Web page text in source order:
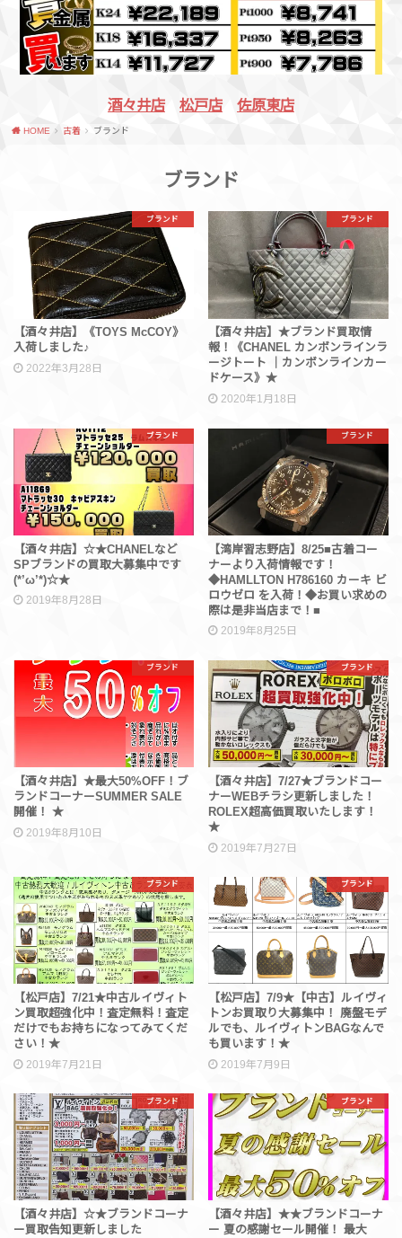
酒々井店 松戸店 佐原東店
HOME 古着 ブランド
ブランド
ブランド
【酒々井店】《TOYS McCOY》
入荷しました♪
2022年3月28日
ブランド
【酒々井店】★ブランド買取情
報！《CHANEL カンボンラインラ
ージトート ｜カンボンラインカー
ドケース》★
2020年1月18日
ブランド
【酒々井店】☆★CHANELなど
SPブランドの買取大募集中です
(*’ω’*)☆★
2019年8月28日
ブランド
【湾岸習志野店】8/25■古着コー
ナーより入荷情報です！
◆HAMLLTON H786160 カーキ ビ
ロウゼロ を入荷！◆お買い求めの
際は是非当店まで！■
2019年8月25日
ブランド
【酒々井店】★最大50%OFF！ブ
ランドコーナーSUMMER SALE
開催！ ★
2019年8月10日
ブランド
【酒々井店】7/27★ブランドコー
ナーWEBチラシ更新しました！
ROLEX超高価買取いたします！
★
2019年7月27日
ブランド
【松戸店】7/21★中古ルイヴィト
ン買取超強化中！査定無料！査定
だけでもお持ちになってみてくだ
さい！★
2019年7月21日
ブランド
【松戸店】7/9★【中古】ルイヴィ
トンお買取り大募集中！ 廃盤モデ
ルでも、ルイヴィトンBAGなんで
も買います！★
2019年7月9日
ブランド
【酒々井店】☆★ブランドコーナ
ー買取告知更新しました
ブランド
【酒々井店】★★ブランドコーナ
ー 夏の感謝セール開催！ 最大